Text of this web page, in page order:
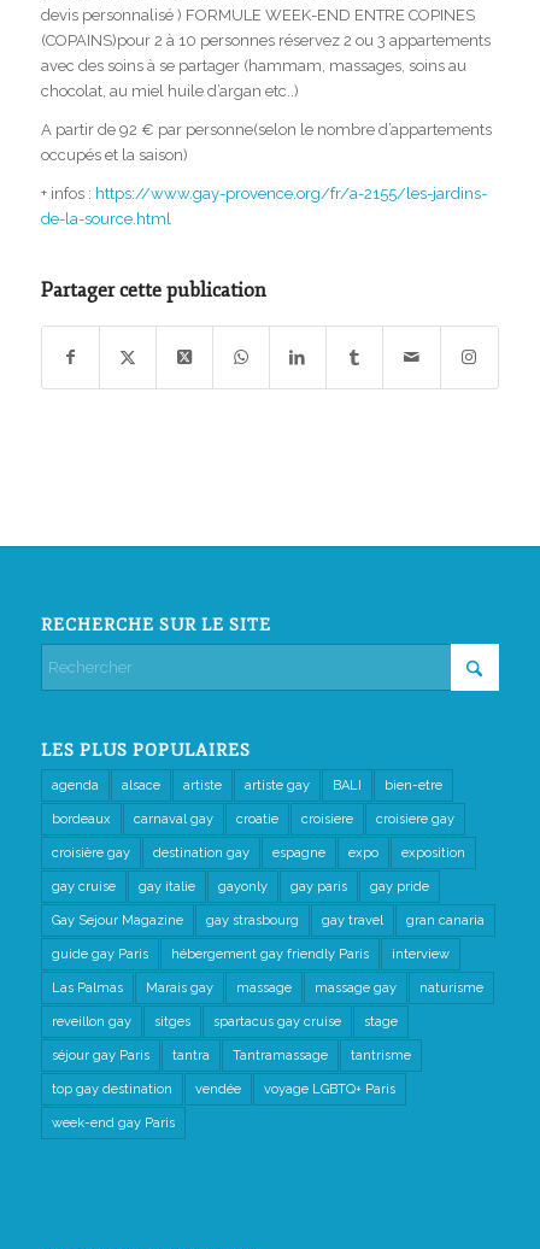
devis personnalisé ) FORMULE WEEK-END ENTRE COPINES
(COPAINS)pour 2 à 10 personnes réservez 2 ou 3 appartements
avec des soins à se partager (hammam, massages, soins au
chocolat, au miel huile d’argan etc..)
A partir de 92 € par personne(selon le nombre d’appartements
occupés et la saison)
+ infos : https://www.gay-provence.org/fr/a-2155/les-jardins-
de-la-source.html
Partager cette publication
RECHERCHE SUR LE SITE
LES PLUS POPULAIRES
agenda alsace artiste artiste gay BALI bien-etre
bordeaux carnaval gay croatie croisiere croisiere gay
croisière gay destination gay espagne expo exposition
gay cruise gay italie gayonly gay paris gay pride
Gay Sejour Magazine gay strasbourg gay travel gran canaria
guide gay Paris hébergement gay friendly Paris interview
Las Palmas Marais gay massage massage gay naturisme
reveillon gay sitges spartacus gay cruise stage
séjour gay Paris tantra Tantramassage tantrisme
top gay destination vendée voyage LGBTQ+ Paris
week-end gay Paris